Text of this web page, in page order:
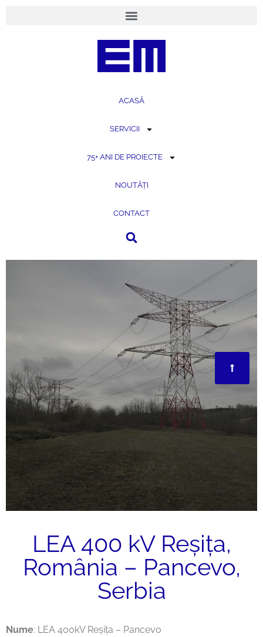
ACASĂ
SERVICII
75+ ANI DE PROIECTE
NOUTĂȚI
CONTACT
LEA 400 kV Reșița,
România – Pancevo,
Serbia
Nume: LEA 400kV Reșița – Pancevo